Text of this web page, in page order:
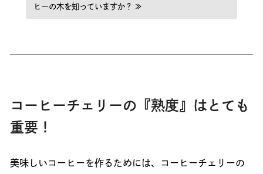
ヒーの木を知っていますか？ ≫
コーヒーチェリーの『熟度』はとても
重要！
美味しいコーヒーを作るためには、コーヒーチェリーの